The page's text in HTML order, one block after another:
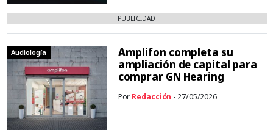
PUBLICIDAD
Audiología
Amplifon completa su
ampliación de capital para
comprar GN Hearing
Por Redacción - 27/05/2026